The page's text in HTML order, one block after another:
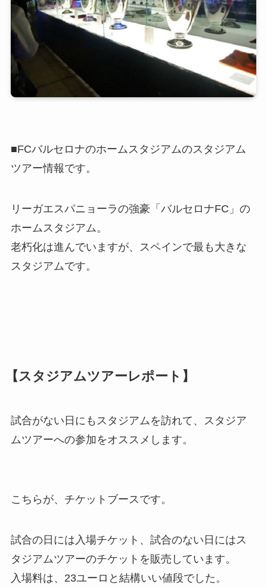
■FCバルセロナのホームスタジアムのスタジアム
ツアー情報です。
リーガエスパニョーラの強豪「バルセロナFC」の
ホームスタジアム。
老朽化は進んでいますが、スペインで最も大きな
スタジアムです。
【スタジアムツアーレポート】
試合がない日にもスタジアムを訪れて、スタジア
ムツアーへの参加をオススメします。
こちらが、チケットブースです。
試合の日には入場チケット、試合のない日にはス
タジアムツアーのチケットを販売しています。
入場料は、23ユーロと結構いい値段でした。